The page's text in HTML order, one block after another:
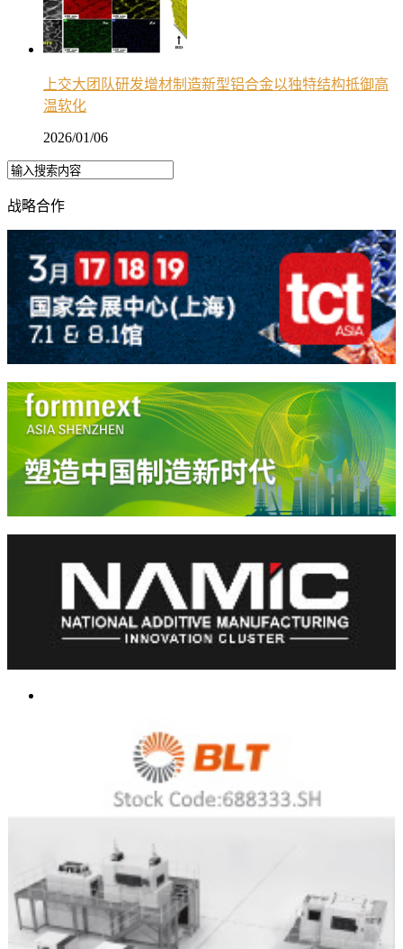
上交大团队研发增材制造新型铝合金以独特结构抵御高
温软化
2026/01/06
战略合作